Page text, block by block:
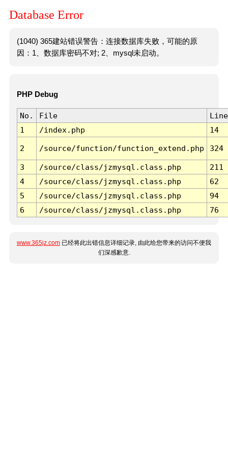
Database Error
(1040) 365建站错误警告：连接数据库失败，可能的原
因：1、数据库密码不对; 2、mysql未启动。
PHP Debug
No. File
Line
1
/index.php 14
2 /source/function/function_extend.php 324
3 /source/class/jzmysql.class.php
211
4
/source/class/jzmysql.class.php
62
5
/source/class/jzmysql.class.php
94
6
/source/class/jzmysql.class.php 76
www.365jz.com 已经将此出错信息详细记录, 由此给您带来的访问不便我
们深感歉意.